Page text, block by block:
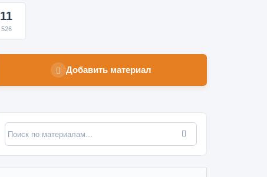
11
526
Добавить материал